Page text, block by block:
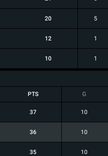
20 5
12 1
10 1
PTS G
37 10
36 10
35 10